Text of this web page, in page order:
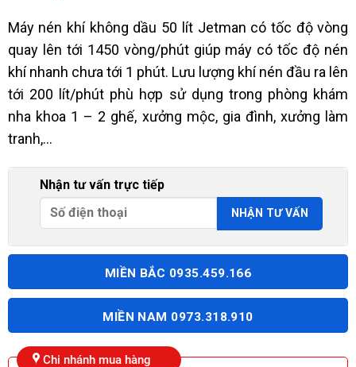
Máy nén khí không dầu 50 lít Jetman có tốc độ vòng
quay lên tới 1450 vòng/phút giúp máy có tốc độ nén
khí nhanh chưa tới 1 phút. Lưu lượng khí nén đầu ra lên
tới 200 lít/phút phù hợp sử dụng trong phòng khám
nha khoa 1 – 2 ghế, xưởng mộc, gia đình, xưởng làm
tranh,…
Nhận tư vấn trực tiếp
MIỀN BẮC 0935.459.166
MIỀN NAM 0973.318.910
Chi nhánh mua hàng